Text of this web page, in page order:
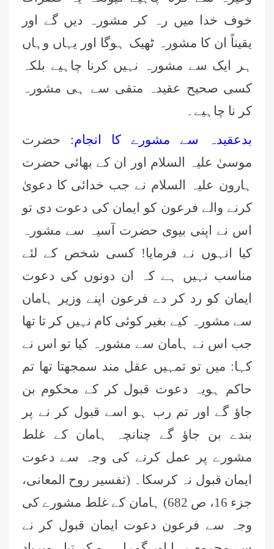
خوف خدا میں رہ کر مشورہ دیں گے اور
یقیناً ان کا مشورہ ٹھیک ہوگا اور یہاں وہاں
ہر ایک سے مشورہ نہیں کرنا چاہیے بلکہ
کسی صحیح عقیدہ متقی سے ہی مشورہ
کر نا چاہیے۔
بدعقیدہ سے مشورے کا انجام: حضرت
موسیٰ علیہ السلام اور ان کے بھائی حضرت
ہارون علیہ السلام نے جب خدائی کا دعویٰ
کرنے والے فرعون کو ایمان کی دعوت دی تو
اس نے اپنی بیوی حضرت آسیہ سے مشورہ
کیا انہوں نے فرمایا! کسی شخص کے لئے
مناسب نہیں ہے کہ ان دونوں کی دعوت
ایمان کو رد کر دے فرعون اپنے وزیر ہامان
سے مشورہ کیے بغیر کوئی کام نہیں کر تا تھا
جب اس نے ہامان سے مشورہ کیا تو اس نے
کہا: میں تو تمہیں عقل مند سمجھتا تھا تم
حاکم ہویہ دعوت قبول کر کے محکوم بن
جاؤ گے اور تم رب ہو اسے قبول کر نے پر
بندے بن جاؤ گے چنانچہ ہامان کے غلط
مشورے پر عمل کرنے کی وجہ سے دعوت
ایمان قبول نہ کرسکا۔ (تفسیر روح المعانی،
جزء 16، ص 682) ہامان کے غلط مشورے کی
وجہ سے فرعون دعوت ایمان قبول کر نے
المدینہ فیضان مدینہ ،کراچی،پاکستان)
محمد وقاص (مرکزی جامعۃ المدینہ
فیضان مدینہ،کراچی ،پاکستان)